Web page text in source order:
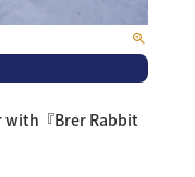
with『Brer Rabbit